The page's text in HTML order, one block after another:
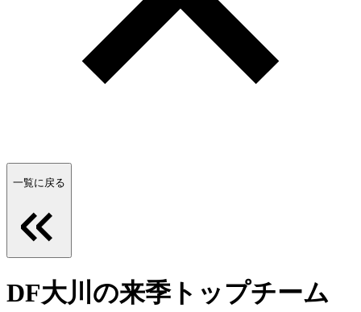
一覧に戻る
DF大川の来季トップチーム